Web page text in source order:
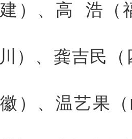
）、高 浩（
）、龚吉民（
）、温艺果